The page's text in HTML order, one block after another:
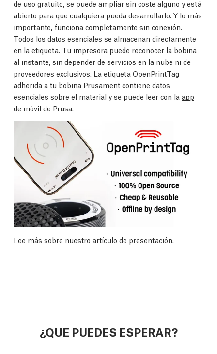
de uso gratuito, se puede ampliar sin coste alguno y está
abierto para que cualquiera pueda desarrollarlo. Y lo más
importante, funciona completamente sin conexión.
Todos los datos esenciales se almacenan directamente
en la etiqueta. Tu impresora puede reconocer la bobina
al instante, sin depender de servicios en la nube ni de
proveedores exclusivos. La etiqueta OpenPrintTag
adherida a tu bobina Prusament contiene datos
esenciales sobre el material y se puede leer con la app
de móvil de Prusa
Lee más sobre nuestro artículo de presentación
¿QUE PUEDES ESPERAR?